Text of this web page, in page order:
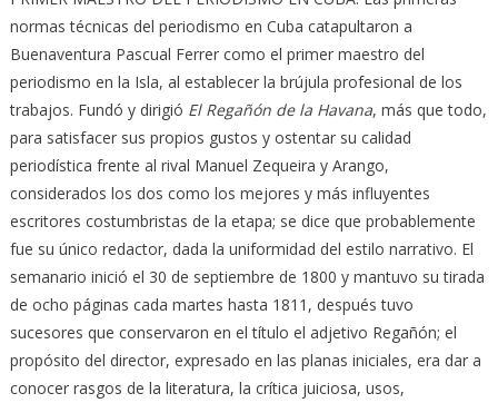
normas técnicas del periodismo en Cuba catapultaron a
Buenaventura Pascual Ferrer como el primer maestro del
periodismo en la Isla, al establecer la brújula profesional de los
trabajos. Fundó y dirigió El Regañón de la Havana, más que todo,
para satisfacer sus propios gustos y ostentar su calidad
periodística frente al rival Manuel Zequeira y Arango,
considerados los dos como los mejores y más influyentes
escritores costumbristas de la etapa; se dice que probablemente
fue su único redactor, dada la uniformidad del estilo narrativo. El
semanario inició el 30 de septiembre de 1800 y mantuvo su tirada
de ocho páginas cada martes hasta 1811, después tuvo
sucesores que conservaron en el título el adjetivo Regañón; el
propósito del director, expresado en las planas iniciales, era dar a
conocer rasgos de la literatura, la crítica juiciosa, usos,